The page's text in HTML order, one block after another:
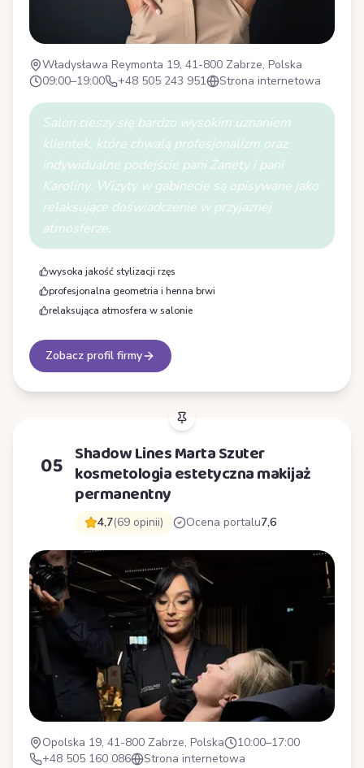
Władysława Reymonta 19, 41-800 Zabrze, Polska
09:00–19:00
+48 505 243 951 Strona internetowa
Salon cieszy się bardzo wysokim uznaniem
klientek, które chwalą profesjonalizm oraz
indywidualne podejście pani Żanety i pani
Karoliny. Wizyty w gabinecie są opisywane jako
relaksujące doświadczenie w przyjaznej
atmosferze.
wysoka jakość stylizacji rzęs
profesjonalna geometria i henna brwi
relaksująca atmosfera w salonie
Zobacz profil firmy
05 Shadow Lines Marta Szuter
kosmetologia estetyczna makijaż
permanentny
4,7(69 opinii) Ocena portalu7,6
Opolska 19, 41-800 Zabrze, Polska
10:00–17:00
+48 505 160 086
Strona internetowa